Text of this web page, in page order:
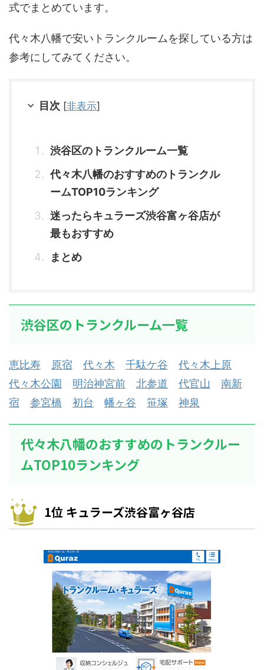
式でまとめています。
代々木八幡で安いトランクルームを探している方は
参考にしてみてください。
目次 [非表示]
渋谷区のトランクルーム一覧
代々木八幡のおすすめのトランクル
ームTOP10ランキング
迷ったらキュラーズ渋谷富ヶ谷店が
最もおすすめ
まとめ
渋谷区のトランクルーム一覧
恵比寿 原宿 代々木 千駄ケ谷
代々木上原
代々木公園
明治神宮前 北参道 代官山
南新
宿
参宮橋 初台 幡ヶ谷 笹塚 神泉
代々木八幡のおすすめのトランクルー
ムTOP10ランキング
1位 キュラーズ渋谷富ヶ谷店